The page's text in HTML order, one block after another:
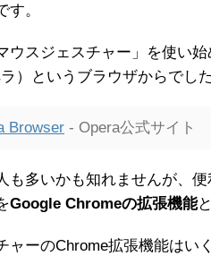
す。
ウスジェスチャー」を使い
）というブラウザからでした
Browser - Opera公式サイト
も多いかも知れませんが、
Google Chromeの拡張機能
ャーのChrome拡張機能はい